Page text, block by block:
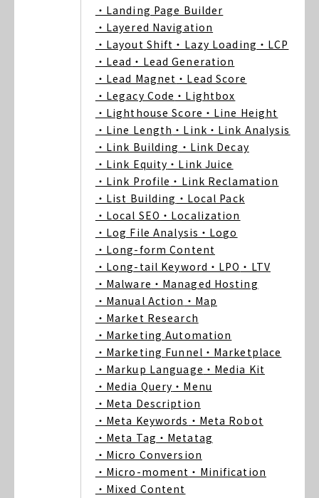
・Landing Page Builder
・Layered Navigation
・Layout Shift ・Lazy Loading ・LCP
・Lead ・Lead Generation
・Lead Magnet ・Lead Score
・Legacy Code ・Lightbox
・Lighthouse Score ・Line Height
・Line Length ・Link ・Link Analysis
・Link Building ・Link Decay
・Link Equity ・Link Juice
・Link Profile ・Link Reclamation
・List Building ・Local Pack
・Local SEO ・Localization
・Log File Analysis ・Logo
・Long-form Content
・Long-tail Keyword ・LPO ・LTV
・Malware ・Managed Hosting
・Manual Action ・Map
・Market Research
・Marketing Automation
・Marketing Funnel ・Marketplace
・Markup Language ・Media Kit
・Media Query ・Menu
・Meta Description
・Meta Keywords ・Meta Robot
・Meta Tag ・Metatag
・Micro Conversion
・Micro-moment ・Minification
・Mixed Content